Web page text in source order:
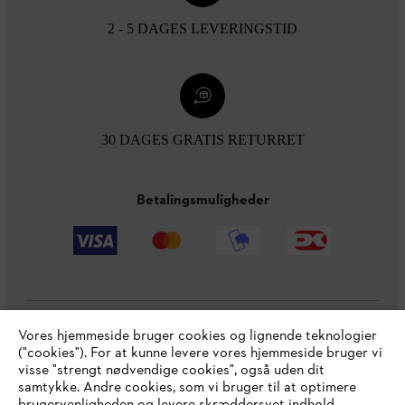
2 - 5 DAGES LEVERINGSTID
30 DAGES GRATIS RETURRET
Betalingsmuligheder
Virksomheden
Vores hjemmeside bruger cookies og lignende teknologier
("cookies"). For at kunne levere vores hjemmeside bruger vi
visse "strengt nødvendige cookies", også uden dit
samtykke. Andre cookies, som vi bruger til at optimere